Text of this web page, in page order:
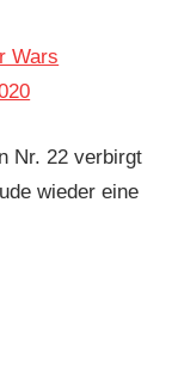
Wars
Nr. 22 verbirgt
wieder eine